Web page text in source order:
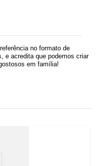
no formato de
e acredita que podemos criar
em família!